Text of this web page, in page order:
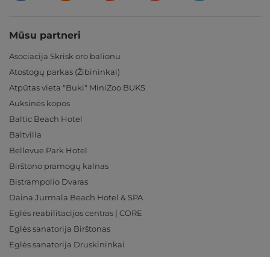
Mūsu partneri
Asociacija Skrisk oro balionu
Atostogų parkas (Žibininkai)
Atpūtas vieta "Buki" MiniZoo BUKS
Auksinės kopos
Baltic Beach Hotel
Baltvilla
Bellevue Park Hotel
Birštono pramogų kalnas
Bistrampolio Dvaras
Daina Jurmala Beach Hotel & SPA
Eglės reabilitacijos centras | CORE
Eglės sanatorija Birštonas
Eglės sanatorija Druskininkai